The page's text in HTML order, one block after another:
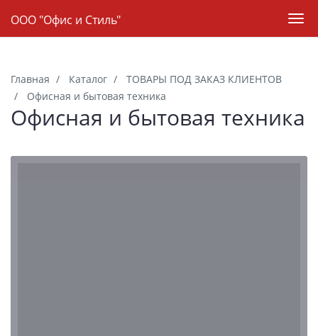
content
Навигация
ООО "Офис и Стиль"
Главная Каталог
ТОВАРЫ ПОД ЗАКАЗ КЛИЕНТОВ
Офисная и бытовая техника
Офисная и бытовая техника